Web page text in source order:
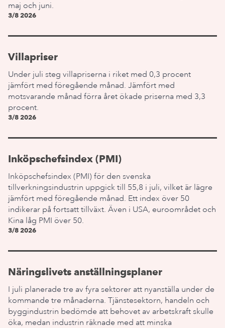
maj och juni.
3/8 2026
Villapriser
Under juli steg villapriserna i riket med 0,3 procent
jämfört med föregående månad. Jämfört med
motsvarande månad förra året ökade priserna med 3,3
procent.
3/8 2026
Inköpschefsindex (PMI)
Inköpschefsindex (PMI) för den svenska
tillverkningsindustrin uppgick till 55,8 i juli, vilket är lägre
jämfört med föregående månad. Ett index över 50
indikerar på fortsatt tillväxt. Även i USA, euroområdet och
Kina låg PMI över 50.
3/8 2026
Näringslivets anställningsplaner
I juli planerade tre av fyra sektorer att nyanställa under de
kommande tre månaderna. Tjänstesektorn, handeln och
byggindustrin bedömde att behovet av arbetskraft skulle
öka, medan industrin räknade med att minska